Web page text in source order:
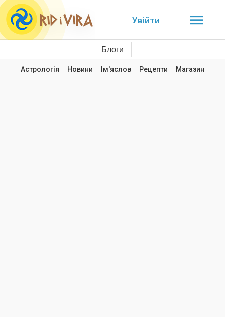
Увійти
Блоги
Астрологія Новини Ім'яслов Рецепти Магазин